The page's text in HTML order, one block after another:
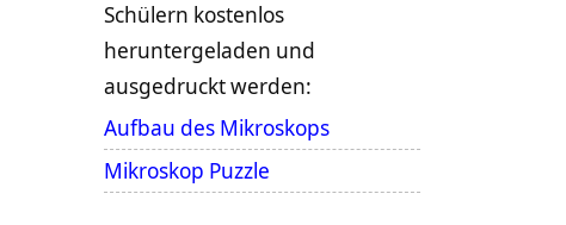
Schülern kostenlos
heruntergeladen und
ausgedruckt werden:
Aufbau des Mikroskops
Mikroskop Puzzle